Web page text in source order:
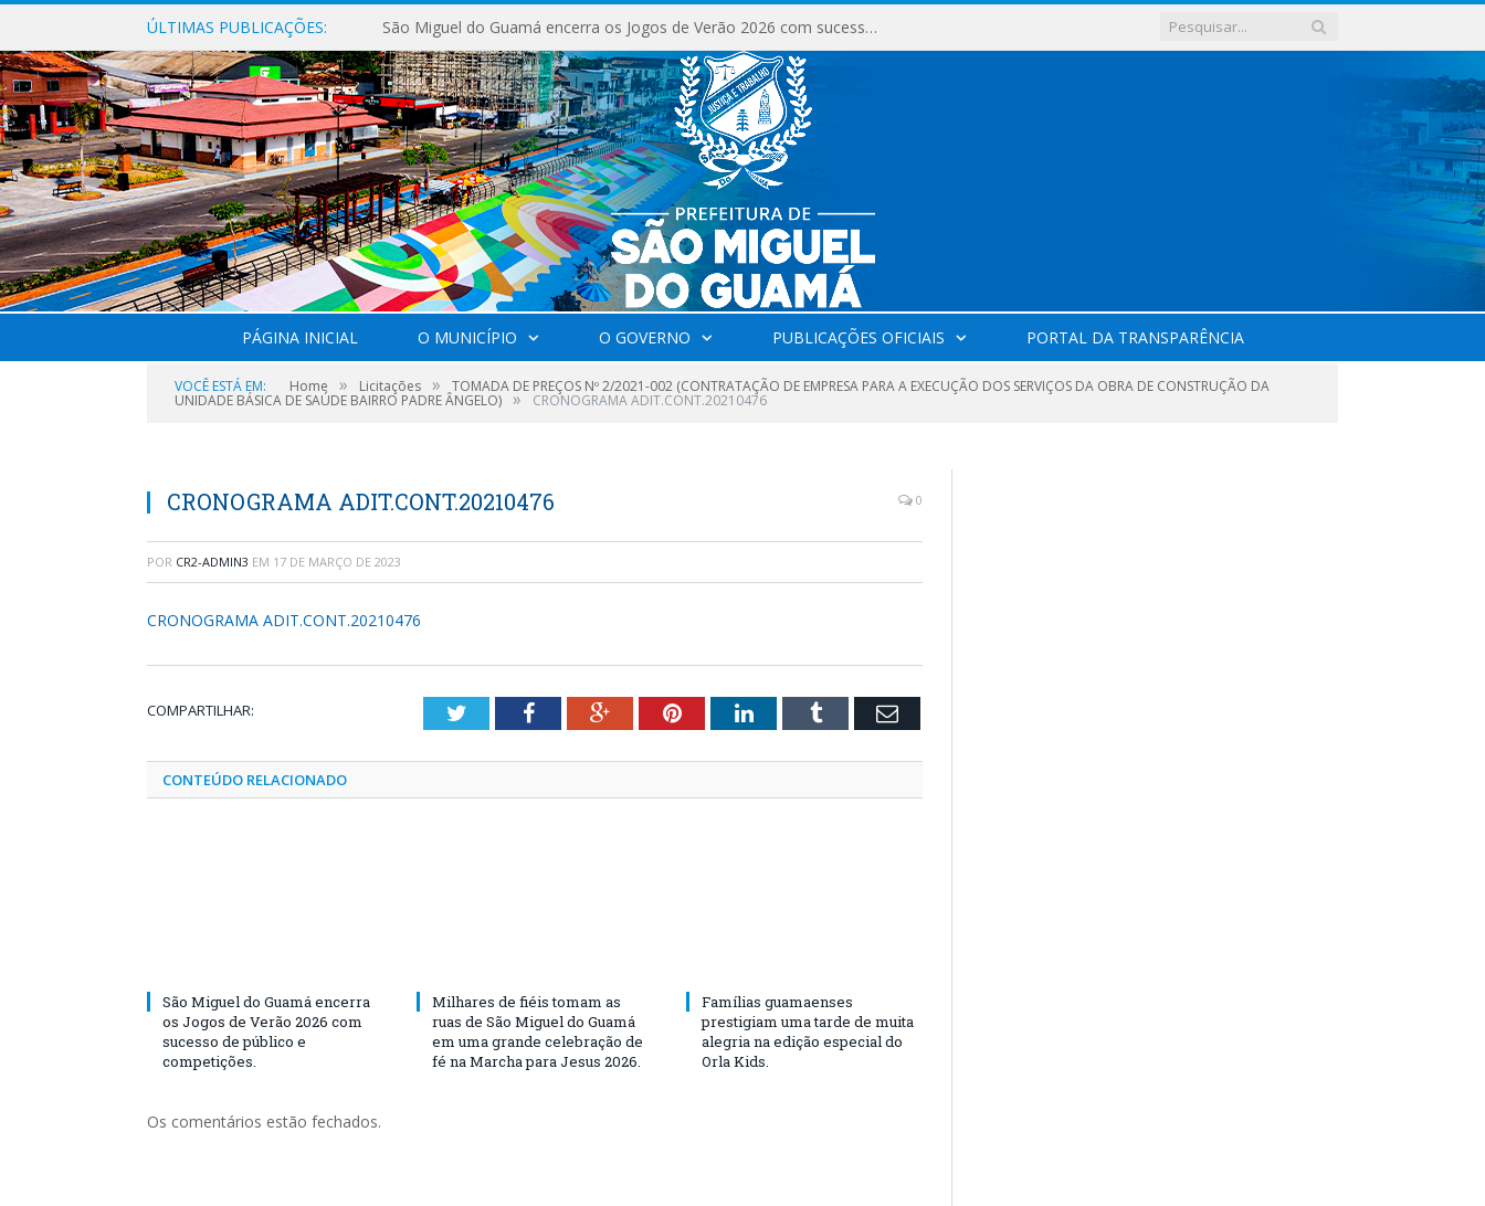
ÚLTIMAS PUBLICAÇÕES: Milhares de fiéis tomam as ruas de São Miguel do Guamá em uma grande celebração de fé na Marcha para Jesus 2026.
PÁGINA INICIAL O MUNICÍPIO O GOVERNO PUBLICAÇÕES OFICIAIS PORTAL DA TRANSPARÊNCIA
VOCÊ ESTÁ EM: Home » Licitações » TOMADA DE PREÇOS Nº 2/2021-002 (CONTRATAÇÃO DE EMPRESA PARA A EXECUÇÃO DOS SERVIÇOS DA OBRA DE CONSTRUÇÃO DA
UNIDADE BÁSICA DE SAÚDE BAIRRO PADRE ÂNGELO) » CRONOGRAMA ADIT.CONT.20210476
CRONOGRAMA ADIT.CONT.20210476 0
POR CR2-ADMIN3 EM 17 DE MARÇO DE 2023
CRONOGRAMA ADIT.CONT.20210476
COMPARTILHAR: TwitterFacebookGoogle+PinterestLinkedInTumblr Email
CONTEÚDO RELACIONADO
São Miguel do Guamá encerra
os Jogos de Verão 2026 com
sucesso de público e
competições.
Milhares de fiéis tomam as
ruas de São Miguel do Guamá
em uma grande celebração de
fé na Marcha para Jesus 2026.
Famílias guamaenses
prestigiam uma tarde de muita
alegria na edição especial do
Orla Kids.
Os comentários estão fechados.